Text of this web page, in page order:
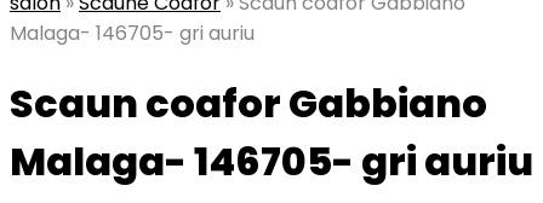
Malaga- 146705- gri auriu
Scaun coafor Gabbiano
Malaga- 146705- gri auriu